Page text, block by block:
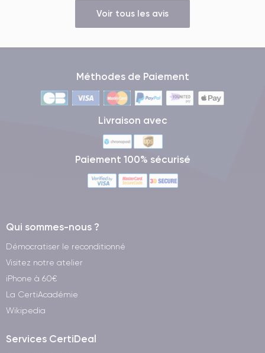
Voir tous les avis
Méthodes de Paiement
Livraison avec
Paiement 100% sécurisé
Qui sommes-nous ?
Démocratiser le reconditionné
Visitez notre atelier
iPhone à 60€
La CertiAcadémie
Wikipedia
Services CertiDeal